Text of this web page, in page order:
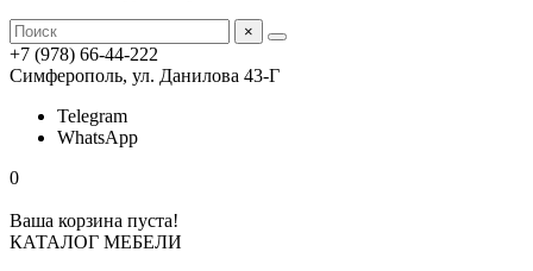
×
+7 (978) 66-44-222
Симферополь, ул. Данилова 43-Г
Telegram
WhatsApp
0
Ваша корзина пуста!
КАТАЛОГ МЕБЕЛИ